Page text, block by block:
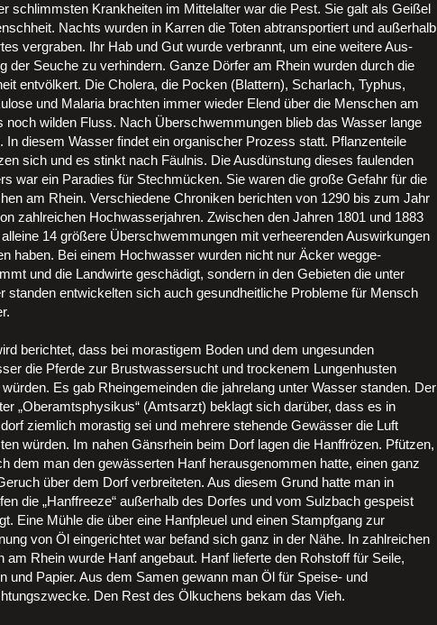
schlimmsten Krankheiten im Mittelalter war die Pest. Sie galt als Geißel
Nachts wurden in Karren die Toten abtransportiert und außerhalb
vergraben. Ihr Hab und Gut wurde verbrannt, um eine weitere Aus-
der Seuche zu verhindern. Ganze Dörfer am Rhein wurden durch die
entvölkert. Die Cholera, die Pocken (Blattern), Scharlach, Typhus,
und Malaria brachten immer wieder Elend über die Menschen am
noch wilden Fluss. Nach Überschwemmungen blieb das Wasser lange
In diesem Wasser findet ein organischer Prozess statt. Pflanzenteile
sich und es stinkt nach Fäulnis. Die Ausdünstung dieses faulenden
war ein Paradies für Stechmücken. Sie waren die große Gefahr für die
am Rhein. Verschiedene Chroniken berichten von 1290 bis zum Jahr
zahlreichen Hochwasserjahren. Zwischen den Jahren 1801 und 1883
14 größere Überschwemmungen mit verheerenden Auswirkungen
haben. Bei einem Hochwasser wurden nicht nur Äcker wegge-
und die Landwirte geschädigt, sondern in den Gebieten die unter
standen entwickelten sich auch gesundheitliche Probleme für Mensch
berichtet, dass bei morastigem Boden und dem ungesunden
die Pferde zur Brustwassersucht und trockenem Lungenhusten
würden. Es gab Rheingemeinden die jahrelang unter Wasser standen. Der
„Oberamtsphysikus“ (Amtsarzt) beklagt sich darüber, dass es in
ziemlich morastig sei und mehrere stehende Gewässer die Luft
würden. Im nahen Gänsrhein beim Dorf lagen die Hanffrözen. Pfützen,
dem man den gewässerten Hanf herausgenommen hatte, einen ganz
über dem Dorf verbreiteten. Aus diesem Grund hatte man in
die „Hanffreeze“ außerhalb des Dorfes und vom Sulzbach gespeist
Eine Mühle die über eine Hanfpleuel und einen Stampfgang zur
von Öl eingerichtet war befand sich ganz in der Nähe. In zahlreichen
am Rhein wurde Hanf angebaut. Hanf lieferte den Rohstoff für Seile,
und Papier. Aus dem Samen gewann man Öl für Speise- und
Den Rest des Ölkuchens bekam das Vieh.